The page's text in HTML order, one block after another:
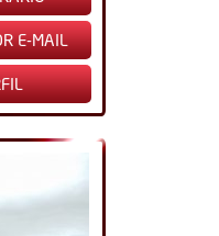
E-MAIL